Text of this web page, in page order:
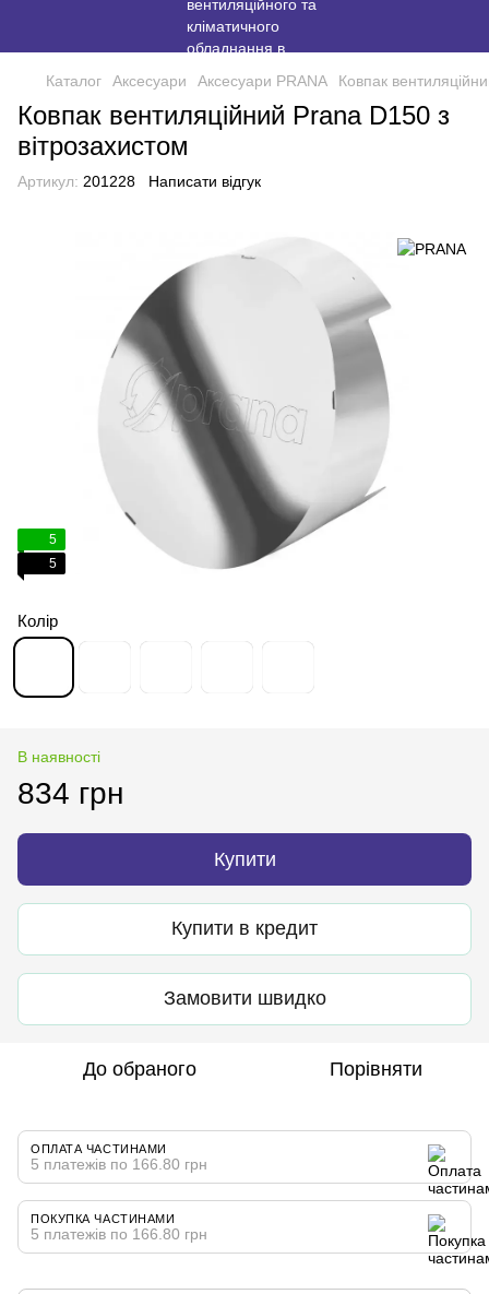
Каталог Аксесуари Аксесуари PRANA Ковпак
Ковпак вентиляційний Prana D150 з
вітрозахистом
Артикул: 201228 Написати відгук
5
5
Колір
В наявності
834 грн
Купити
Купити в кредит
Замовити швидко
До обраного Порівняти
ОПЛАТА ЧАСТИНАМИ
5 платежів по 166.80 грн
ПОКУПКА ЧАСТИНАМИ
5 платежів по 166.80 грн